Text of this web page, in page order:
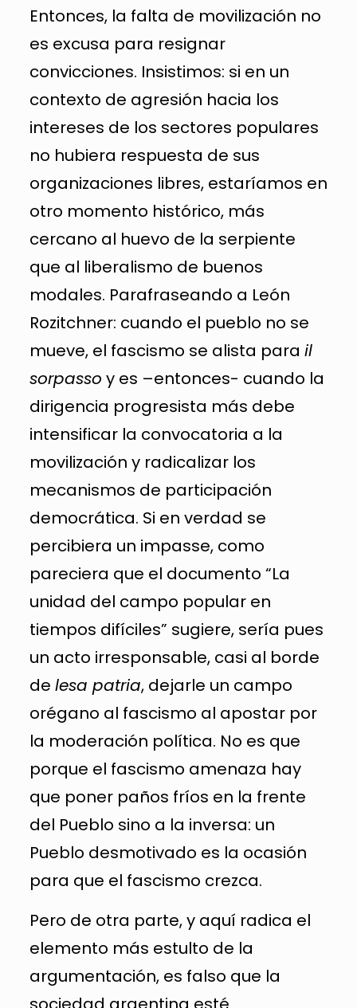
Entonces, la falta de movilización no
es excusa para resignar
convicciones. Insistimos: si en un
contexto de agresión hacia los
intereses de los sectores populares
no hubiera respuesta de sus
organizaciones libres, estaríamos en
otro momento histórico, más
cercano al huevo de la serpiente
que al liberalismo de buenos
modales. Parafraseando a León
Rozitchner: cuando el pueblo no se
mueve, el fascismo se alista para il
sorpasso y es –entonces- cuando la
dirigencia progresista más debe
intensificar la convocatoria a la
movilización y radicalizar los
mecanismos de participación
democrática. Si en verdad se
percibiera un impasse, como
pareciera que el documento “La
unidad del campo popular en
tiempos difíciles” sugiere, sería pues
un acto irresponsable, casi al borde
de lesa patria, dejarle un campo
orégano al fascismo al apostar por
la moderación política. No es que
porque el fascismo amenaza hay
que poner paños fríos en la frente
del Pueblo sino a la inversa: un
Pueblo desmotivado es la ocasión
para que el fascismo crezca.
Pero de otra parte, y aquí radica el
elemento más estulto de la
argumentación, es falso que la